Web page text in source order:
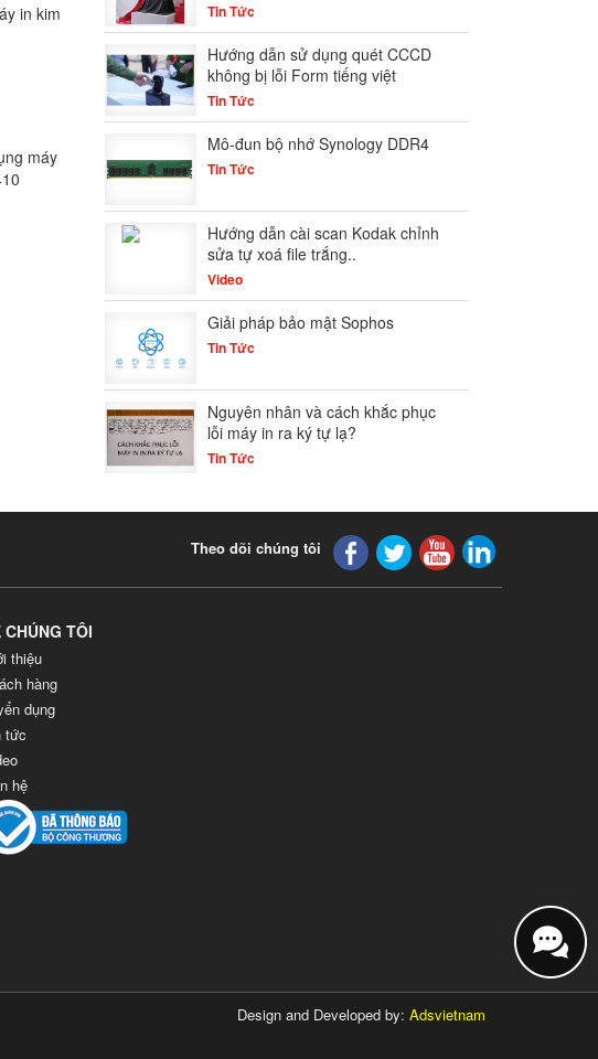
in kim
máy
Tin Tức
Hướng dẫn sử dụng quét CCCD
không bị lỗi Form tiếng việt
Tin Tức
Mô-đun bộ nhớ Synology DDR4
Tin Tức
Hướng dẫn cài scan Kodak chỉnh
sửa tự xoá file trắng..
Video
Giải pháp bảo mật Sophos
Tin Tức
Nguyên nhân và cách khắc phục
lỗi máy in ra ký tự lạ?
Tin Tức
Theo dõi chúng tôi
CHÚNG TÔI
thiệu
hàng
dụng
tức
hệ
Design and Developed by: Adsvietnam